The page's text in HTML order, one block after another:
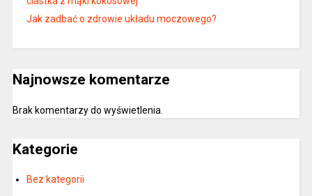
Jak zadbać o zdrowie układu moczowego?
Najnowsze komentarze
Brak komentarzy do wyświetlenia.
Kategorie
Bez kategorii